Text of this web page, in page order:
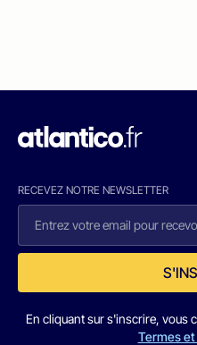
RECEVEZ NOTRE NEWSLETTER
En cliquant sur s'inscrire, vous
Termes